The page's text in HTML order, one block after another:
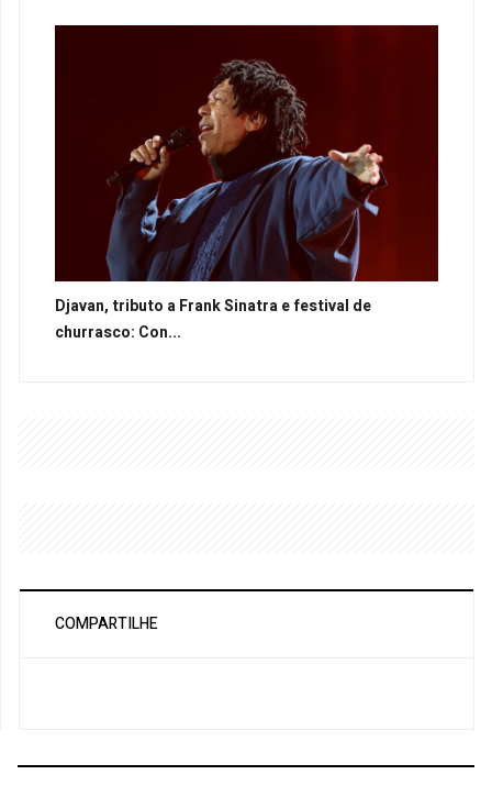
Djavan, tributo a Frank Sinatra e festival de
churrasco: Con...
COMPARTILHE